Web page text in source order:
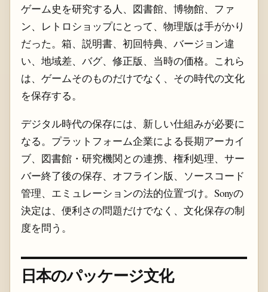
ゲーム史を研究する人、図書館、博物館、ファ
ン、レトロショップにとって、物理版は手がかり
だった。箱、説明書、初回特典、バージョン違
い、地域差、バグ、修正版、当時の価格。これら
は、ゲームそのものだけでなく、その時代の文化
を保存する。
デジタル時代の保存には、新しい仕組みが必要に
なる。プラットフォーム企業による長期アーカイ
ブ、図書館・研究機関との連携、権利処理、サー
バー終了後の保存、オフライン版、ソースコード
管理、エミュレーションの法的位置づけ。Sonyの
決定は、便利さの問題だけでなく、文化保存の制
度を問う。
日本のパッケージ文化